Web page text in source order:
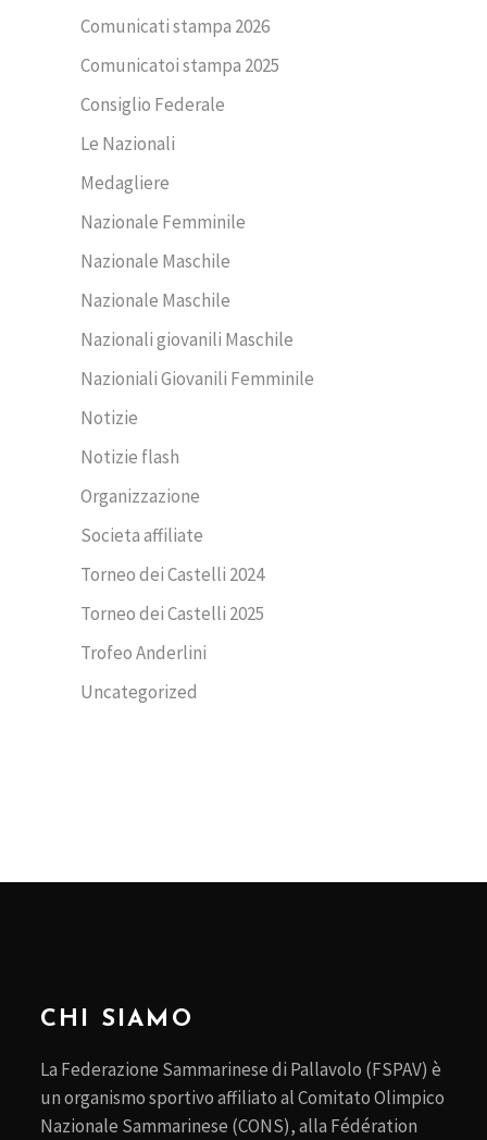
Comunicati stampa 2026
Comunicatoi stampa 2025
Consiglio Federale
Le Nazionali
Medagliere
Nazionale Femminile
Nazionale Maschile
Nazionale Maschile
Nazionali giovanili Maschile
Nazioniali Giovanili Femminile
Notizie
Notizie flash
Organizzazione
Societa affiliate
Torneo dei Castelli 2024
Torneo dei Castelli 2025
Trofeo Anderlini
Uncategorized
CHI SIAMO
La Federazione Sammarinese di Pallavolo (FSPAV) è
un organismo sportivo affiliato al Comitato Olimpico
Nazionale Sammarinese (CONS), alla Fédération